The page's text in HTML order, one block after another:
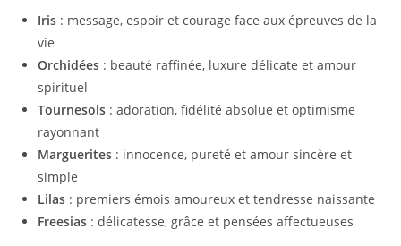
Iris : message, espoir et courage face aux épreuves de la
vie
Orchidées : beauté raffinée, luxure délicate et amour
spirituel
Tournesols : adoration, fidélité absolue et optimisme
rayonnant
Marguerites : innocence, pureté et amour sincère et
simple
Lilas : premiers émois amoureux et tendresse naissante
Freesias : délicatesse, grâce et pensées affectueuses